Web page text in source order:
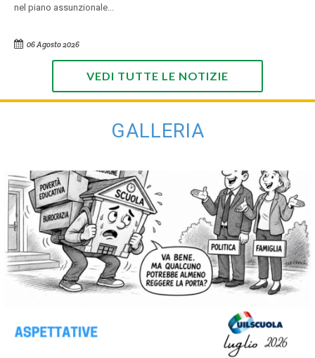
nel piano assunzionale...
06 Agosto 2026
VEDI TUTTE LE NOTIZIE
GALLERIA